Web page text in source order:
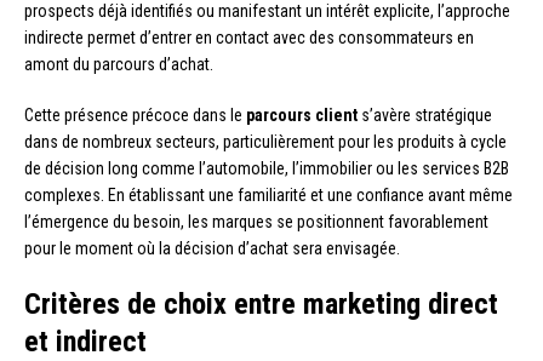
prospects déjà identifiés ou manifestant un intérêt explicite, l’approche
indirecte permet d’entrer en contact avec des consommateurs en
amont du parcours d’achat.
Cette présence précoce dans le parcours client s’avère stratégique
dans de nombreux secteurs, particulièrement pour les produits à cycle
de décision long comme l’automobile, l’immobilier ou les services B2B
complexes. En établissant une familiarité et une confiance avant même
l’émergence du besoin, les marques se positionnent favorablement
pour le moment où la décision d’achat sera envisagée.
Critères de choix entre marketing direct
et indirect